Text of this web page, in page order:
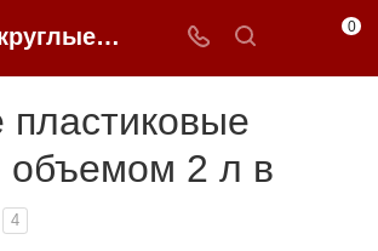
Купить круглые пластиковые емкости объемом 2 л в Москве | 0FFER 0
пластиковые
объемом 2 л в
4